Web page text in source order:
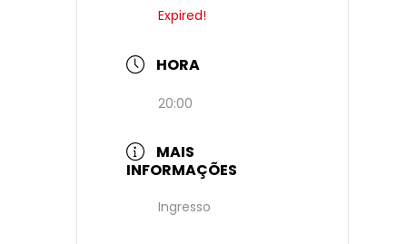
Expired!
HORA
20:00
MAIS
INFORMAÇÕES
Ingresso